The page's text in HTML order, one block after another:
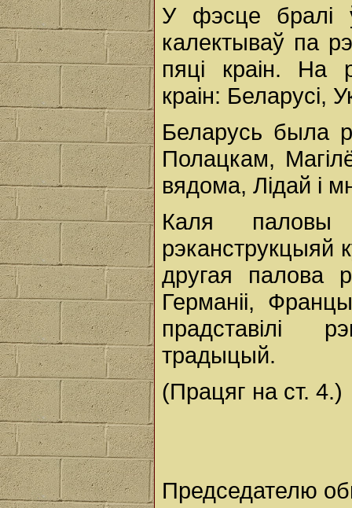
У фэсце бралі
калектываў па
пяці краін. На
краін: Беларусі,
Беларусь была
Полацкам,
вядома, Лідай і
Каля паловы
рэканструкцыяй
другая палова
Германіі,
прадставілі
традыцый.
(Працяг на ст. 4.)
Председателю